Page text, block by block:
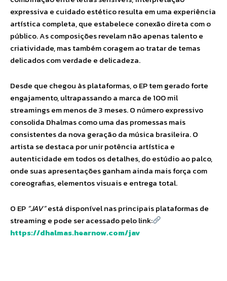
expressiva e cuidado estético resulta em uma experiência
artística completa, que estabelece conexão direta com o
público. As composições revelam não apenas talento e
criatividade, mas também coragem ao tratar de temas
delicados com verdade e delicadeza.
Desde que chegou às plataformas, o EP tem gerado forte
engajamento, ultrapassando a marca de 100 mil
streamings em menos de 3 meses. O número expressivo
consolida Dhalmas como uma das promessas mais
consistentes da nova geração da música brasileira. O
artista se destaca por unir potência artística e
autenticidade em todos os detalhes, do estúdio ao palco,
onde suas apresentações ganham ainda mais força com
coreografias, elementos visuais e entrega total.
O EP “JAV”está disponível nas principais plataformas de
streaming e pode ser acessado pelo link:
https://dhalmas.hearnow.com/jav